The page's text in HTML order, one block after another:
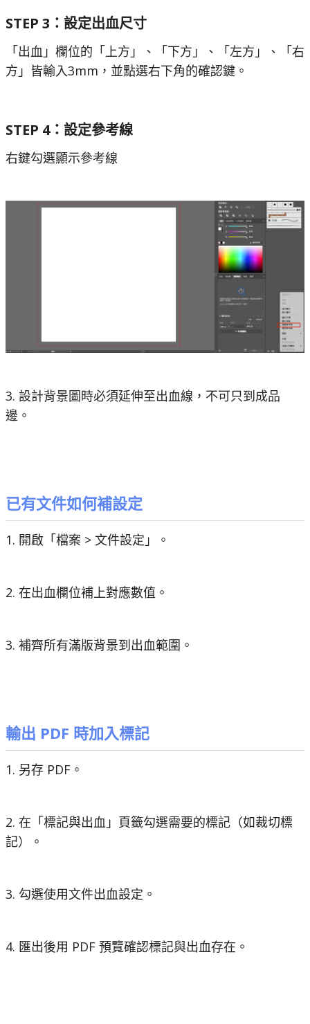
STEP 3：設定出血尺寸
「出血」欄位的「上方」、「下方」、「左方」、「右
方」皆輸入3mm，並點選右下角的確認鍵。
STEP 4：設定參考線
右鍵勾選顯示參考線
3. 設計背景圖時必須延伸至出血線，不可只到成品
邊。
已有文件如何補設定
1. 開啟「檔案 > 文件設定」。
2. 在出血欄位補上對應數值。
3. 補齊所有滿版背景到出血範圍。
輸出 PDF 時加入標記
1. 另存 PDF。
2. 在「標記與出血」頁籤勾選需要的標記（如裁切標
記）。
3. 勾選使用文件出血設定。
4. 匯出後用 PDF 預覽確認標記與出血存在。